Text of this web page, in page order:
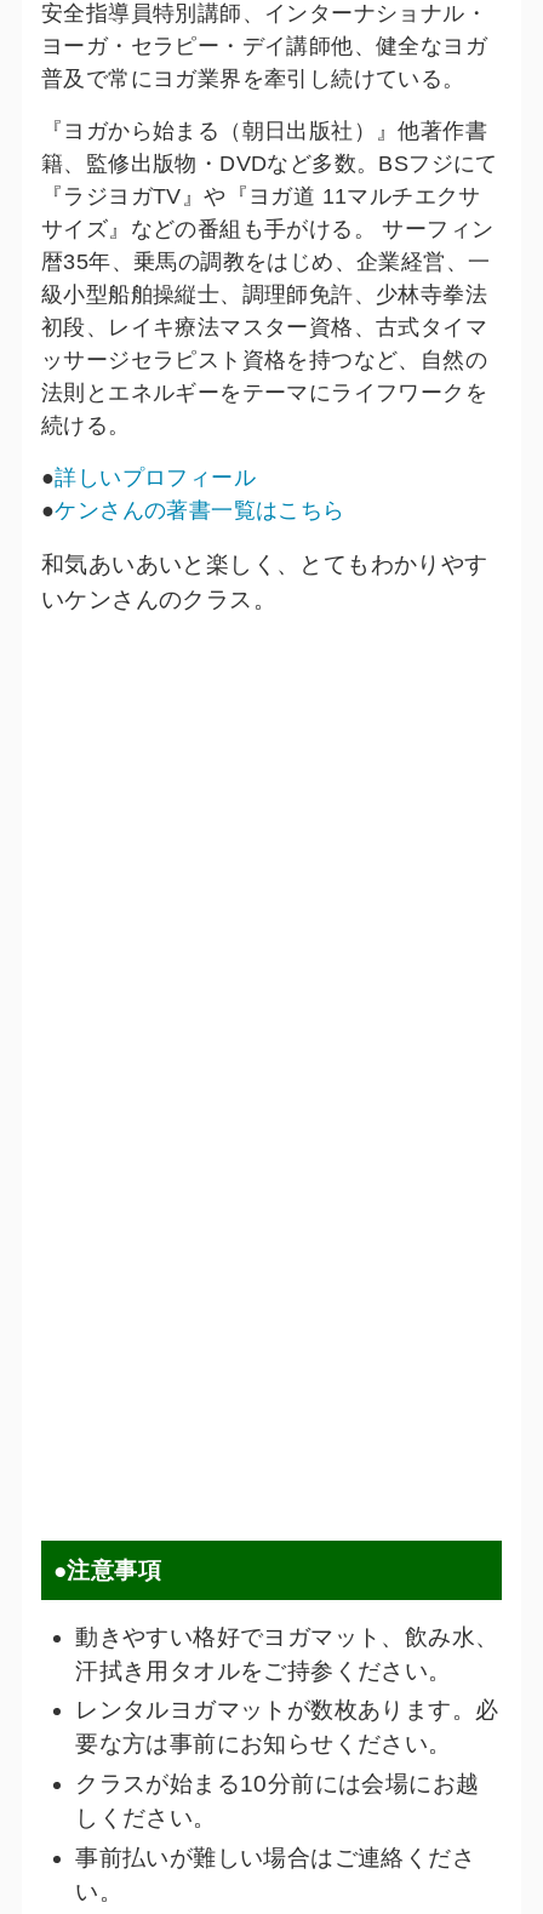
安全指導員特別講師、インターナショナル・
ヨーガ・セラピー・デイ講師他、健全なヨガ
普及で常にヨガ業界を牽引し続けている。
『ヨガから始まる（朝日出版社）』他著作書
籍、監修出版物・DVDなど多数。BSフジにて
『ラジヨガTV』や『ヨガ道 11マルチエクサ
サイズ』などの番組も手がける。 サーフィン
暦35年、乗馬の調教をはじめ、企業経営、一
級小型船舶操縦士、調理師免許、少林寺拳法
初段、レイキ療法マスター資格、古式タイマ
ッサージセラピスト資格を持つなど、自然の
法則とエネルギーをテーマにライフワークを
続ける。
●詳しいプロフィール
●ケンさんの著書一覧はこちら
和気あいあいと楽しく、とてもわかりやす
いケンさんのクラス。
●注意事項
動きやすい格好でヨガマット、飲み水、
汗拭き用タオルをご持参ください。
レンタルヨガマットが数枚あります。必
要な方は事前にお知らせください。
クラスが始まる10分前には会場にお越
しください。
事前払いが難しい場合はご連絡くださ
い。